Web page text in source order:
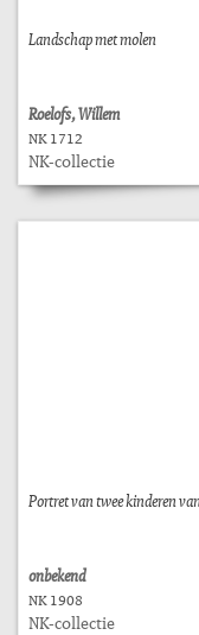
Landschap met molen
Roelofs, Willem
NK 1712
NK-collectie
Portret van twee kinderen
onbekend
NK 1908
NK-collectie